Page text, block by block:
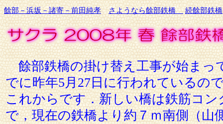
餘部－浜坂－諸寄－前田純孝 さようなら餘部鉄橋 続餘部鉄橋
餘部鉄橋の掛け替え工事が始まっ
でに昨年5月27日に行われているの
これからです．新しい橋は鉄筋コン
で，現在の鉄橋より約７ｍ南側（山